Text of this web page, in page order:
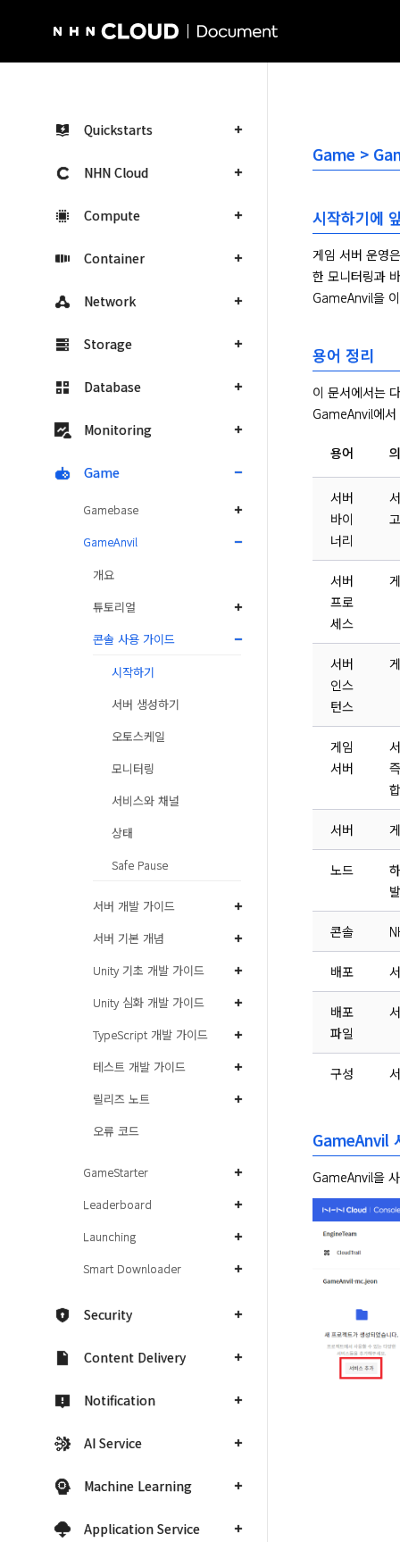
Quickstarts
NHN Cloud
Compute
Container
Network
Storage
Database
Monitoring
Game
Gamebase
GameAnvil
개요
튜토리얼
콘솔 사용 가이드
시작하기
서버 생성하기
오토스케일
모니터링
서비스와 채널
상태
Safe Pause
서버 개발 가이드
서버 기본 개념
Unity 기초 개발 가이드
Unity 심화 개발 가이드
TypeScript 개발 가이드
테스트 개발 가이드
릴리즈 노트
오류 코드
GameStarter
Leaderboard
Launching
Smart Downloader
Security
Content Delivery
Notification
AI Service
Machine Learning
Application Service
Game >
시작하기에
게임 서버 운영
한 모니터링과
GameAnvil을
용어 정리
이 문서에서는
GameAnvil에서
용어
서버
바이
너리
서버
프로
세스
서버
인스
턴스
게임
서버
서버
노드
콘솔
배포
배포
파일
구성
GameAnvil
GameAnvil을